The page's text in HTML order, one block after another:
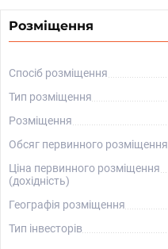
Розміщення
Спосіб розміщення
Тип розміщення
Розміщення
Обсяг первинного розміщення
Ціна первинного розміщення
(дохідність)
Географія розміщення
Тип інвесторів